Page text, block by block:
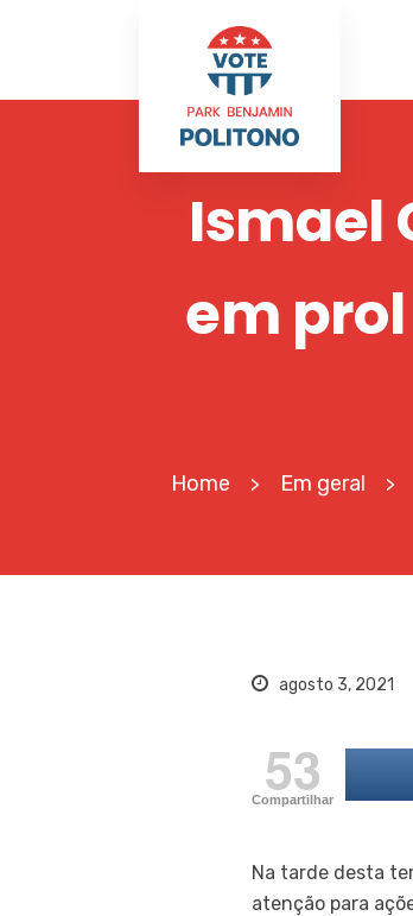
Ismael
em
Home > Em geral >
agosto 3, 2021
53
Compartilhar
Na tarde desta
atenção para